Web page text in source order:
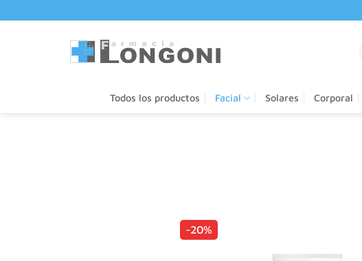
al
Todos los productos Facial Solares Corporal
-20%